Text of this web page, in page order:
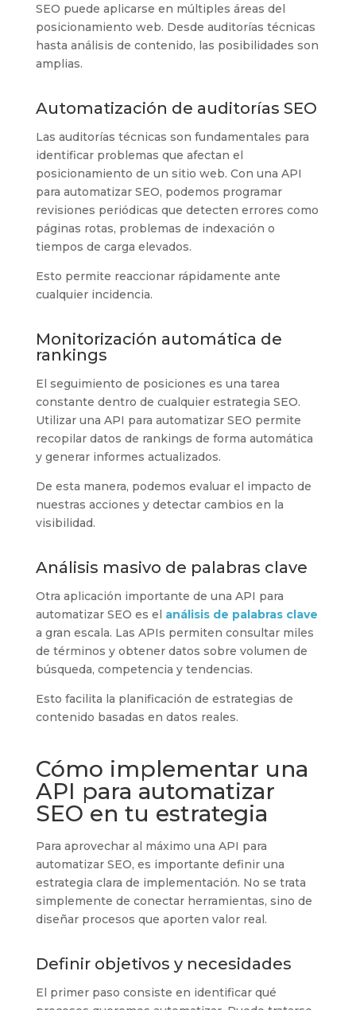
SEO puede aplicarse en múltiples áreas del
posicionamiento web. Desde auditorías técnicas
hasta análisis de contenido, las posibilidades son
amplias.
Automatización de auditorías SEO
Las auditorías técnicas son fundamentales para
identificar problemas que afectan el
posicionamiento de un sitio web. Con una API
para automatizar SEO, podemos programar
revisiones periódicas que detecten errores como
páginas rotas, problemas de indexación o
tiempos de carga elevados.
Esto permite reaccionar rápidamente ante
cualquier incidencia.
Monitorización automática de
rankings
El seguimiento de posiciones es una tarea
constante dentro de cualquier estrategia SEO.
Utilizar una API para automatizar SEO permite
recopilar datos de rankings de forma automática
y generar informes actualizados.
De esta manera, podemos evaluar el impacto de
nuestras acciones y detectar cambios en la
visibilidad.
Análisis masivo de palabras clave
Otra aplicación importante de una API para
automatizar SEO es el análisis de palabras clave
a gran escala. Las APIs permiten consultar miles
de términos y obtener datos sobre volumen de
búsqueda, competencia y tendencias.
Esto facilita la planificación de estrategias de
contenido basadas en datos reales.
Cómo implementar una
API para automatizar
SEO en tu estrategia
Para aprovechar al máximo una API para
automatizar SEO, es importante definir una
estrategia clara de implementación. No se trata
simplemente de conectar herramientas, sino de
diseñar procesos que aporten valor real.
Definir objetivos y necesidades
El primer paso consiste en identificar qué